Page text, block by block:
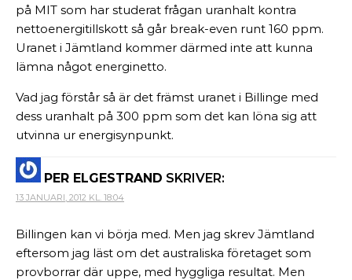
på MIT som har studerat frågan uranhalt kontra
nettoenergitillskott så går break-even runt 160 ppm.
Uranet i Jämtland kommer därmed inte att kunna
lämna något energinetto.
Vad jag förstår så är det främst uranet i Billinge med
dess uranhalt på 300 ppm som det kan löna sig att
utvinna ur energisynpunkt.
PER ELGESTRAND SKRIVER:
13 JANUARI, 2012 KL. 18:04
Billingen kan vi börja med. Men jag skrev Jämtland
eftersom jag läst om det australiska företaget som
provborrar där uppe, med hyggliga resultat. Men